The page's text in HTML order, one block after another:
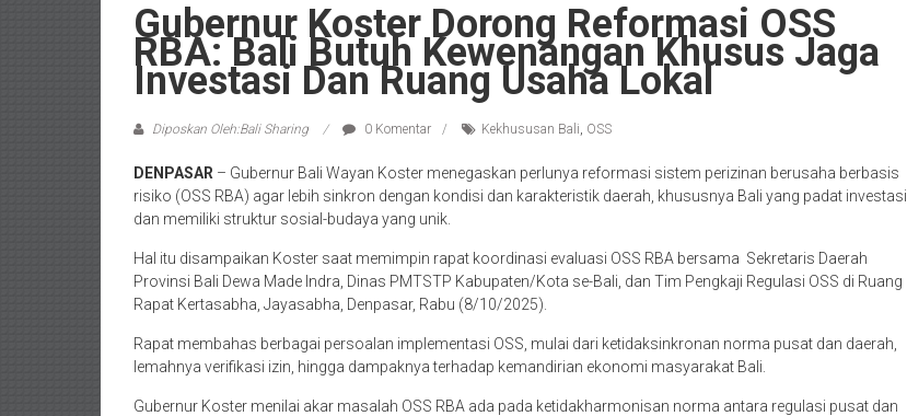
Gubernur Koster Dorong Reformasi OSS
RBA: Bali Butuh Kewenangan Khusus Jaga
Investasi Dan Ruang Usaha Lokal
Diposkan Oleh:Bali Sharing 0 Komentar Kekhususan Bali, OSS
DENPASAR – Gubernur Bali Wayan Koster menegaskan perlunya reformasi sistem perizinan berusaha berbasis
risiko (OSS RBA) agar lebih sinkron dengan kondisi dan karakteristik daerah, khususnya Bali yang padat investasi
dan memiliki struktur sosial-budaya yang unik.
Hal itu disampaikan Koster saat memimpin rapat koordinasi evaluasi OSS RBA bersama Sekretaris Daerah
Provinsi Bali Dewa Made Indra, Dinas PMTSTP Kabupaten/Kota se-Bali, dan Tim Pengkaji Regulasi OSS di Ruang
Rapat Kertasabha, Jayasabha, Denpasar, Rabu (8/10/2025).
Rapat membahas berbagai persoalan implementasi OSS, mulai dari ketidaksinkronan norma pusat dan daerah,
lemahnya verifikasi izin, hingga dampaknya terhadap kemandirian ekonomi masyarakat Bali.
Gubernur Koster menilai akar masalah OSS RBA ada pada ketidakharmonisan norma antara regulasi pusat dan